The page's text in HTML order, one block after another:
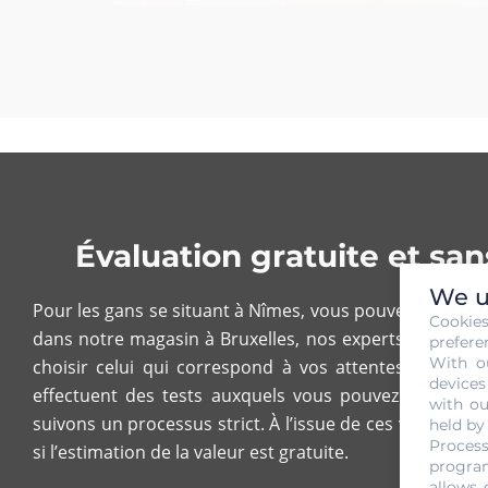
Évaluation gratuite et
Pour les gans se situant à Nîmes, vous pouvez vous
dans notre magasin à Bruxelles, nos experts auront le
choisir celui qui correspond à vos attentes et à
effectuent des tests auxquels vous pouvez
suivons un processus strict. À l’issue de ces
si l’estimation de la valeur est gratuite.
We
With
with
held